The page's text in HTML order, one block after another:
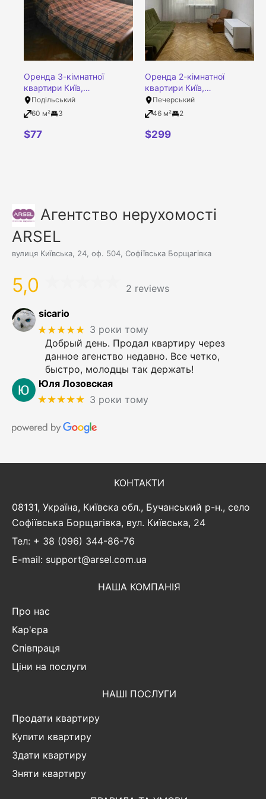
Оренда 3-кімнатної
квартири Київ,
Подільський район,
Гонгадзе Георгія
Подільський
60 м²
3
$77
Оренда 2-кімнатної
квартири Київ,
Печерський район,
Бойчука Михайла вулиця,
Печерський
46 м²
2
$299
Агентство нерухомості
ARSEL
вулиця Київська, 24, оф. 504, Софіївська Борщагівка
5,0 2 reviews
sicario
★★★★★ 3 роки тому
Добрый день. Продал квартиру через
данное агенство недавно. Все четко,
быстро, молодцы так держать!
Юля Лозовская
★★★★★ 3 роки тому
КОНТАКТИ
08131, Україна, Київска обл., Бучанський р-н., село
Софіївська Борщагівка, вул. Київська, 24
Тел: + 38 (096) 344-86-76
E-mail: support@arsel.com.ua
НАША КОМПАНІЯ
Про нас
Кар'єра
Співпраця
Ціни на послуги
НАШІ ПОСЛУГИ
Продати квартиру
Купити квартиру
Здати квартиру
Зняти квартиру